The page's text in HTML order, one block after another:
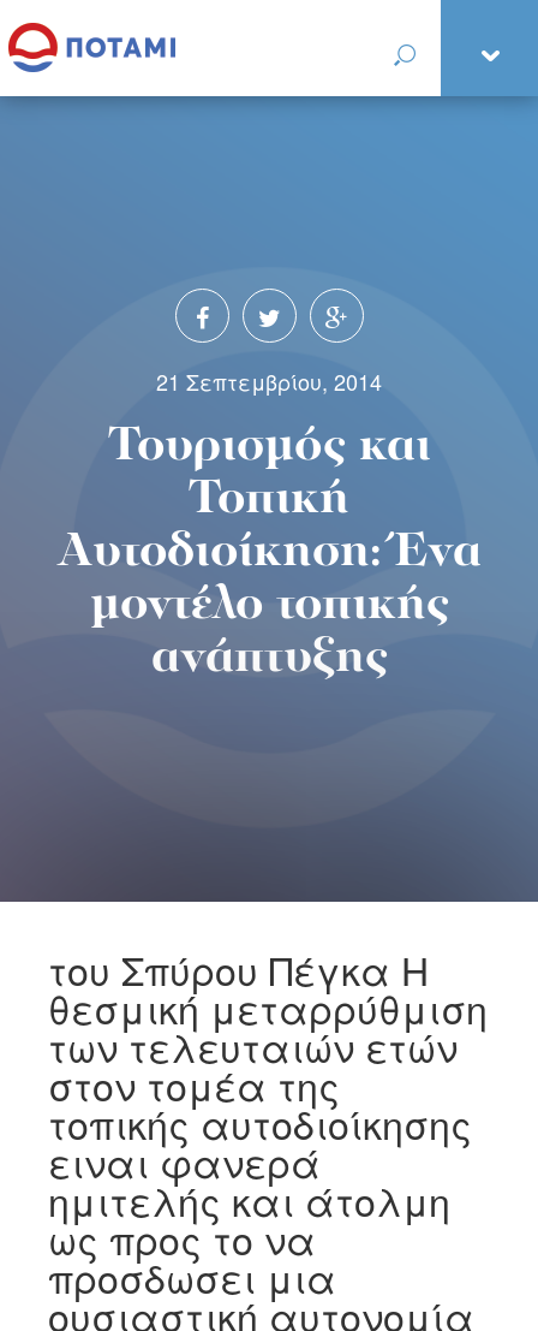
21 Σεπτεμβρίου, 2014
Τουρισμός και
Τοπική
Αυτοδιοίκηση: Ένα
μοντέλο τοπικής
ανάπτυξης
του Σπύρου Πέγκα Η
θεσμική μεταρρύθμιση
των τελευταιών ετών
στον τομέα της
τοπικής αυτοδιοίκησης
ειναι φανερά
ημιτελής και άτολμη
ως προς το να
προσδωσει μια
ουσιαστική αυτονομία